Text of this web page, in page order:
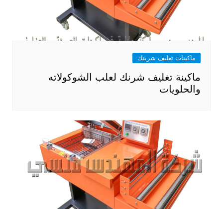
ماكينات تغليف شرينك
ماكينة تغليف شرنك لعلب الشوكولاته
والحلويات